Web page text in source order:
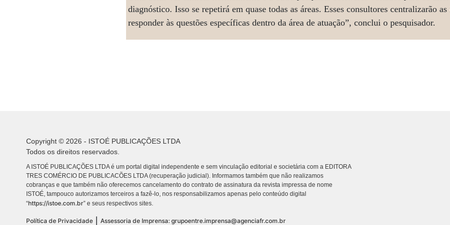
diagnóstico. Isso se repetirá em quase todas as áreas. Esses consultores centralizarão
responder às questões específicas dentro da área de atuação”, conclui o pesquisador.
Copyright © 2026 - ISTOÉ PUBLICAÇÕES LTDA
Todos os direitos reservados.
A ISTOÉ PUBLICAÇÕES LTDA é um portal digital independente e sem vinculação editorial e societária com a EDITORA
TRES COMÉRCIO DE PUBLICACÕES LTDA (recuperação judicial). Informamos também que não realizamos
cobranças e que também não oferecemos cancelamento do contrato de assinatura da revista impressa de nome
ISTOÉ, tampouco autorizamos terceiros a fazê-lo, nos responsabilizamos apenas pelo conteúdo digital
“https://istoe.com.br” e seus respectivos sites.
Política de Privacidade Assessoria de Imprensa: grupoentre.imprensa@agenciafr.com.br